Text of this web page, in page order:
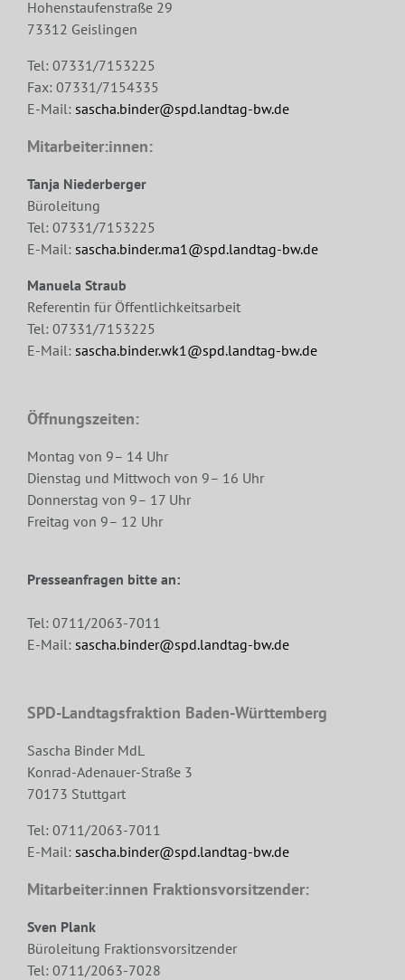
Hohenstaufenstraße 29
73312 Geislingen
Tel: 07331/7153225
Fax: 07331/7154335
E-Mail: sascha.binder@spd.landtag-bw.de
Mitarbeiter:innen:
Tanja Niederberger
Büroleitung
Tel: 07331/7153225
E-Mail: sascha.binder.ma1@spd.landtag-bw.de
Manuela Straub
Referentin für Öffentlichkeitsarbeit
Tel: 07331/7153225
E-Mail: sascha.binder.wk1@spd.landtag-bw.de
Öffnungszeiten:
Montag von 9– 14 Uhr
Dienstag und Mittwoch von 9– 16 Uhr
Donnerstag von 9– 17 Uhr
Freitag von 9– 12 Uhr
Presseanfragen bitte an:
Tel: 0711/2063-7011
E-Mail: sascha.binder@spd.landtag-bw.de
SPD-Landtagsfraktion Baden-Württemberg
Sascha Binder MdL
Konrad-Adenauer-Straße 3
70173 Stuttgart
Tel: 0711/2063-7011
E-Mail: sascha.binder@spd.landtag-bw.de
Mitarbeiter:innen Fraktionsvorsitzender:
Sven Plank
Büroleitung Fraktionsvorsitzender
Tel: 0711/2063-7028